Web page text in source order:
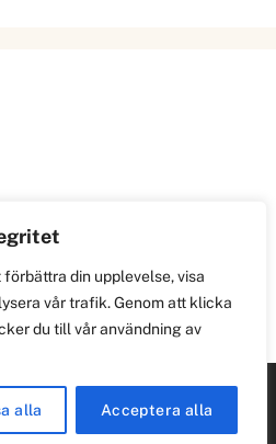
din upplevelse, visa
vår trafik. Genom att klicka
du till vår användning av
alla Acceptera alla